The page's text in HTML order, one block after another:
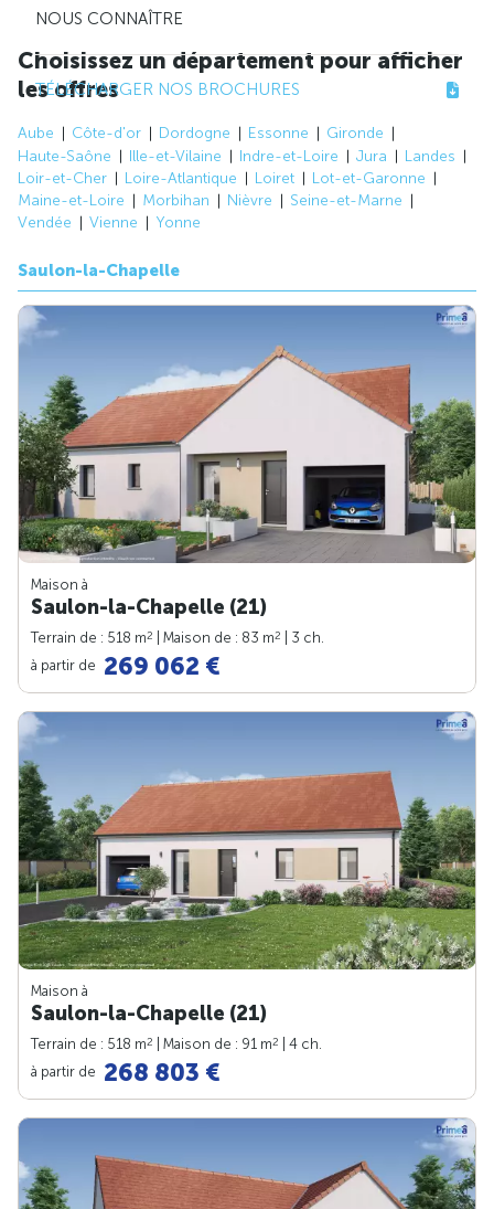
NOUS CONNAÎTRE
TÉLÉCHARGER NOS BROCHURES
Choisissez un département pour afficher
les offres
Aube Côte-d'or Dordogne Essonne
Gironde
Haute-Saône
Ille-et-Vilaine Indre-et-Loire Jura
Landes
Loir-et-Cher
Loire-Atlantique Loiret
Lot-et-Garonne
Maine-et-Loire
Morbihan Nièvre
Seine-et-Marne
Vendée
Vienne Yonne
Saulon-la-Chapelle
Maison à
Saulon-la-Chapelle (21)
Terrain de : 518 m2 | Maison de : 83 m2
| 3 ch.
à partir de 269 062 €
Maison à
Saulon-la-Chapelle (21)
Terrain de : 518 m2 | Maison de : 91 m2
| 4 ch.
à partir de 268 803 €